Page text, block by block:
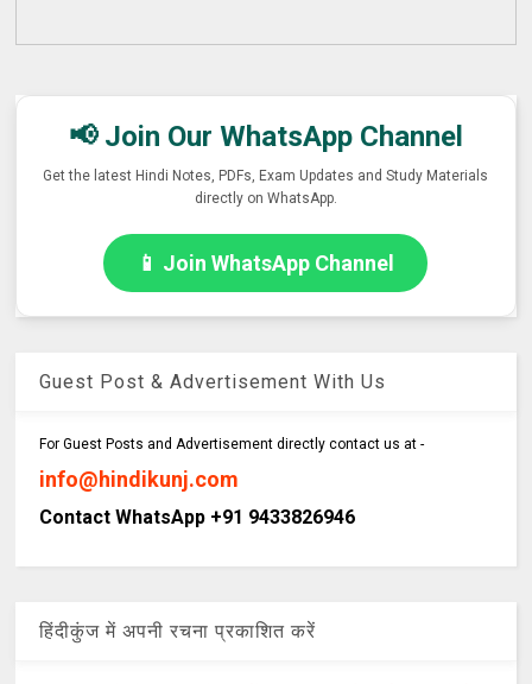
📢 Join Our WhatsApp Channel
Get the latest Hindi Notes, PDFs, Exam Updates and Study Materials
directly on WhatsApp.
📱 Join WhatsApp Channel
Guest Post & Advertisement With Us
For Guest Posts and Advertisement directly contact us at -
info@hindikunj.com
Contact WhatsApp +91 9433826946
हिंदीकुंज में अपनी रचना प्रकाशित करें